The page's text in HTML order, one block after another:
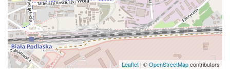
Leaflet | ©OpenStreetMapcontributors